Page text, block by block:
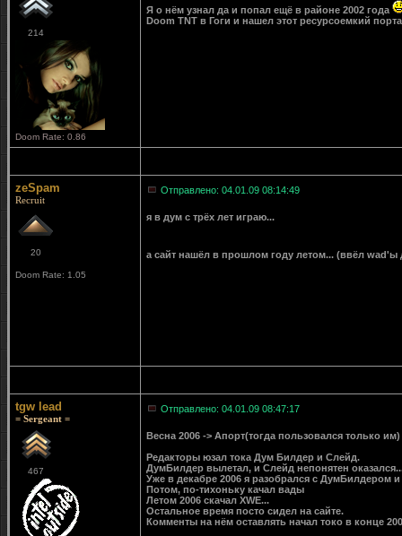
214
Doom Rate: 0.86
Я о нём узнал да и попал ещё в районе 2002 года
Doom TNT в Гоги и нашел этот ресурсоемкий
zeSpam
Recruit
20
Doom Rate: 1.05
Отправлено: 04.01.09 08:14:49
я в дум с трёх лет играю...
а сайт нашёл в прошлом году летом... (ввёл
tgw lead
= Sergeant =
467
Отправлено: 04.01.09 08:47:17
Весна 2006 -> Апорт(тогда пользовался только
Редакторы юзал тока Дум Билдер и Слейд.
ДумБилдер вылетал, и Слейд непонятен
Уже в декабре 2006 я разобрался с ДумБилдером
Потом, по-тихоньку качал вады
Летом 2006 скачал XWE...
Остальное время посто сидел на сайте.
Комменты на нём оставлять начал токо в конце